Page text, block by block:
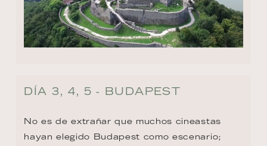
DÍA 3, 4, 5 - BUDAPEST
No es de extrañar que muchos cineastas
hayan elegido Budapest como escenario;